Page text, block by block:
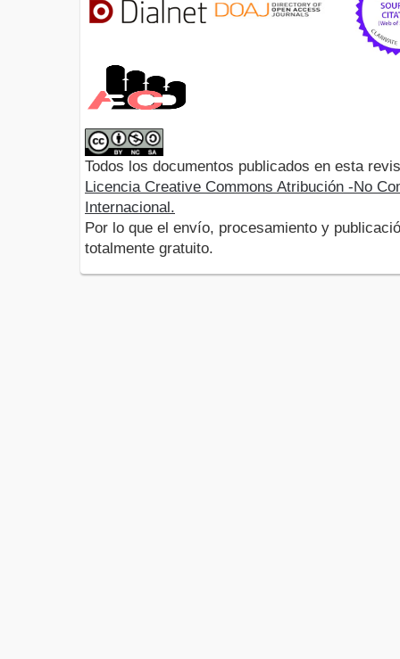
Todos los documentos publicados en esta
Licencia Creative Commons Atribución -No
Internacional.
Por lo que el envío, procesamiento y
totalmente gratuito.